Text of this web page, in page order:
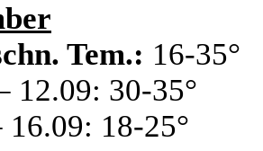
Tem.: 16-35°
12.09: 30-35°
16.09: 18-25°